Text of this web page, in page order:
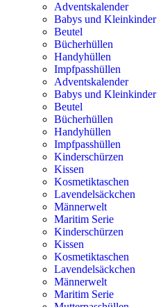
Adventskalender
Babys und Kleinkinder
Beutel
Bücherhüllen
Handyhüllen
Impfpasshüllen
Adventskalender
Babys und Kleinkinder
Beutel
Bücherhüllen
Handyhüllen
Impfpasshüllen
Kinderschürzen
Kissen
Kosmetiktaschen
Lavendelsäckchen
Männerwelt
Maritim Serie
Kinderschürzen
Kissen
Kosmetiktaschen
Lavendelsäckchen
Männerwelt
Maritim Serie